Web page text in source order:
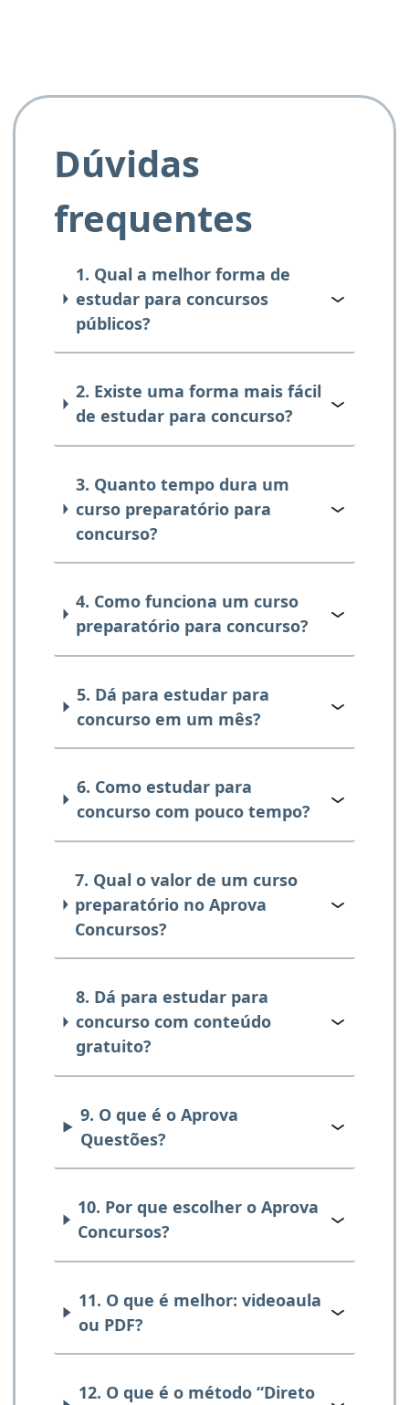
Dúvidas
frequentes
1. Qual a melhor forma de
estudar para concursos
públicos?
2. Existe uma forma mais fácil
de estudar para concurso?
3. Quanto tempo dura um
curso preparatório para
concurso?
4. Como funciona um curso
preparatório para concurso?
5. Dá para estudar para
concurso em um mês?
6. Como estudar para
concurso com pouco tempo?
7. Qual o valor de um curso
preparatório no Aprova
Concursos?
8. Dá para estudar para
concurso com conteúdo
gratuito?
9. O que é o Aprova
Questões?
10. Por que escolher o Aprova
Concursos?
11. O que é melhor: videoaula
ou PDF?
12. O que é o método “Direto